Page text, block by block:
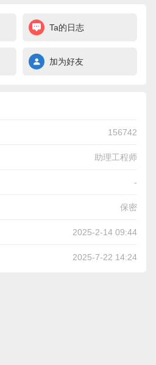
Ta的日志
加为好友
156742
助理工程师
-
保密
2025-2-14 09:44
2025-7-22 14:24